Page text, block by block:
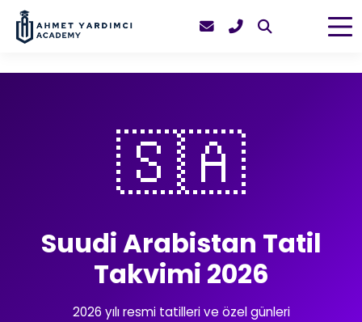
🇸🇦
Suudi Arabistan Tatil
Takvimi 2026
2026 yılı resmi tatilleri ve özel günleri